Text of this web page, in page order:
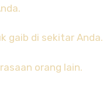
gaib di sekitar Anda.
orang lain.